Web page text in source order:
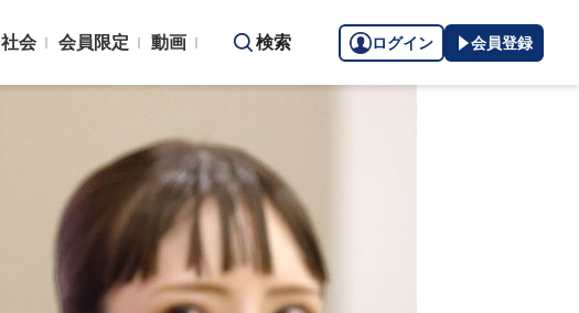
社会 会員限定 動画 検索 ログイン 会員登録